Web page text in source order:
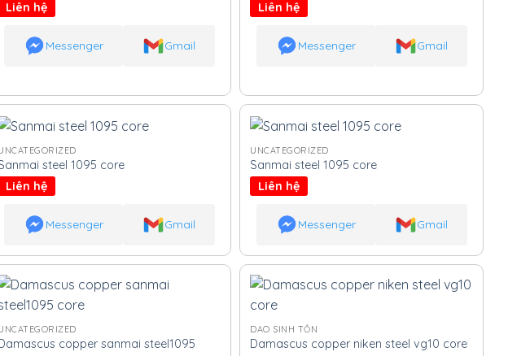
Liên hệ
Messenger Gmail
Liên hệ
Messenger Gmail
steel 1095 core
Liên hệ
Messenger Gmail
UNCATEGORIZED
Sanmai steel 1095 core
Liên hệ
Messenger Gmail
copper sanmai steel1095
DAO SINH TỒN
Damascus copper niken steel vg10 core